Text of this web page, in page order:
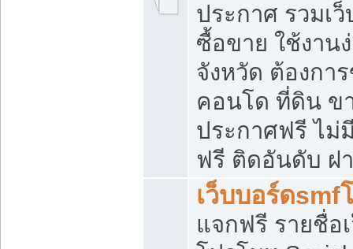
ประกาศ รวมเ
ซื้อขาย ใช้งาน
จังหวัด ต้องกา
คอนโด ที่ดิน ข
ประกาศฟรี ไม่
ฟรี ติดอันดับ ฝ
เว็บบอร์ดsmf
แจกฟรี รายชื่อ